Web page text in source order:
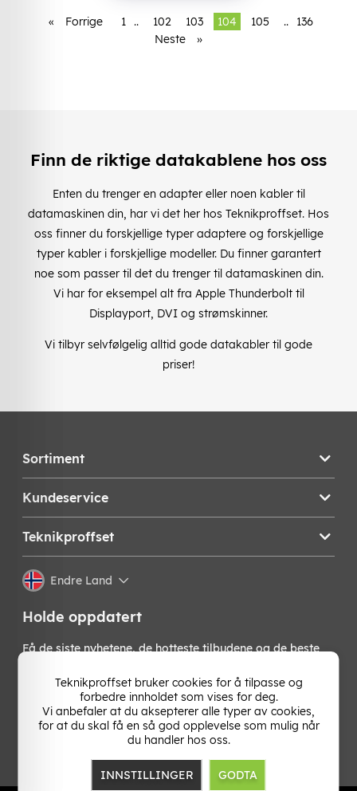
« Forrige 1 .. 102 103 104 105 ..
136
Neste
»
Finn de riktige datakablene hos oss
Enten du trenger en adapter eller noen kabler til
datamaskinen din, har vi det her hos Teknikproffset. Hos
oss finner du forskjellige typer adaptere og forskjellige
typer kabler i forskjellige modeller. Du finner garantert
noe som passer til det du trenger til datamaskinen din.
Vi har for eksempel alt fra Apple Thunderbolt til
Displayport, DVI og strømskinner.
Vi tilbyr selvfølgelig alltid gode datakabler til gode
priser!
Sortiment
Kundeservice
Teknikproffset
Endre Land
Holde oppdatert
Få de siste nyhetene, de hotteste tilbudene og de beste
nyhetsbrev!
OK
Teknikproffset bruker cookies for å tilpasse og
forbedre innholdet som vises for deg.
Vi anbefaler at du aksepterer alle typer av cookies,
for at du skal få en så god opplevelse som mulig når
du handler hos oss.
INNSTILLINGER GODTA